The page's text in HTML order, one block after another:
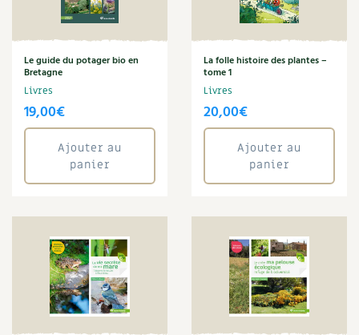
Carnets de saison
Compléments
Dossier
Actualités
Vidéos et podcasts
Secrets d’abonné
Tous au jardin ! avec Pascal
Amandine Geers
Aménagement jardin
Anne Denis
Arbre
Aromathérapie
Art
Autonomie
Aymeric Lazarin
Bien-être
Biodiversité
Bricolage
Brigitte Fichaux
Brigitte Lapouge-Déjean
Cécile Baudet
Champignon
Le guide du potager bio en
Bretagne
Livres
19,00€
Ajouter au
panier
La folle histoire des plantes –
tome 1
Livres
20,00€
Ajouter au
panier